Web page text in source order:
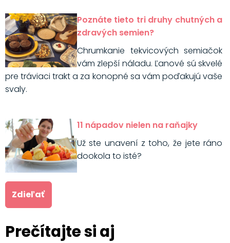
Poznáte tieto tri druhy chutných a
zdravých semien?
Chrumkanie tekvicových semiačok
vám zlepší náladu. Ľanové sú skvelé
pre tráviaci trakt a za konopné sa vám poďakujú vaše
svaly.
11 nápadov nielen na raňajky
Už ste unavení z toho, že jete ráno
dookola to isté?
Zdieľať
Prečítajte si aj